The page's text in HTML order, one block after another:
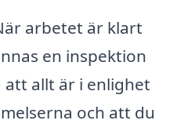
arbetet är klart
en inspektion
allt är i enlighet
och att du